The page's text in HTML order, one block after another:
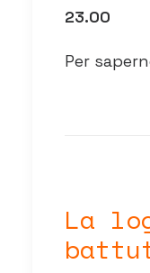
23.00
Per
La